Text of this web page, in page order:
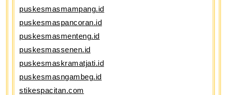
puskesmasmampang.id
puskesmaspancoran.id
puskesmasmenteng.id
puskesmassenen.id
puskesmaskramatjati.id
puskesmasngambeg.id
stikespacitan.com